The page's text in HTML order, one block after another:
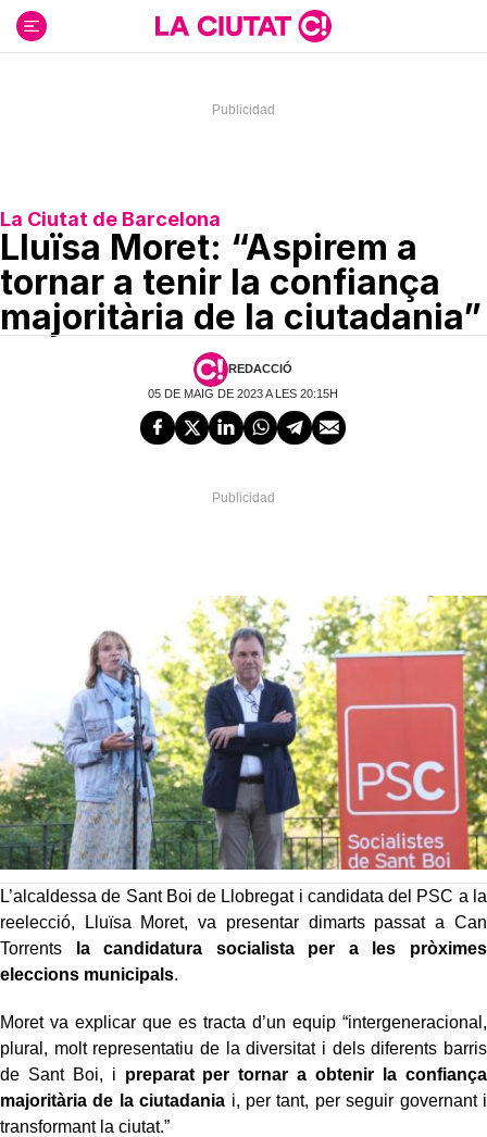
contenido
La Ciutat de Barcelona
Lluïsa Moret: “Aspirem a
tornar a tenir la confiança
majoritària de la ciutadania”
REDACCIÓ
05 DE MAIG DE 2023 A LES 20:15H
L’alcaldessa de Sant Boi de Llobregat i candidata del PSC a la
reelecció, Lluïsa Moret, va presentar dimarts passat a Can
Torrents la candidatura socialista per a les pròximes
eleccions municipals.
Moret va explicar que es tracta d’un equip “intergeneracional,
plural, molt representatiu de la diversitat i dels diferents barris
de Sant Boi, i preparat per tornar a obtenir la confiança
majoritària de la ciutadania i, per tant, per seguir governant i
transformant la ciutat.”